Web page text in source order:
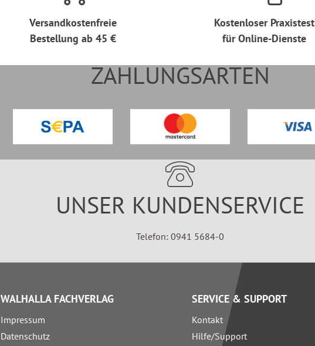
Versandkostenfreie
Bestellung ab 45 €
Kostenloser Praxistest
für Online-Dienste
ZAHLUNGSARTEN
UNSER KUNDENSERVICE
Telefon: 0941 5684-0
WALHALLA FACHVERLAG
Impressum
Datenschutz
SERVICE & SUPPORT
Kontakt
Hilfe/Support